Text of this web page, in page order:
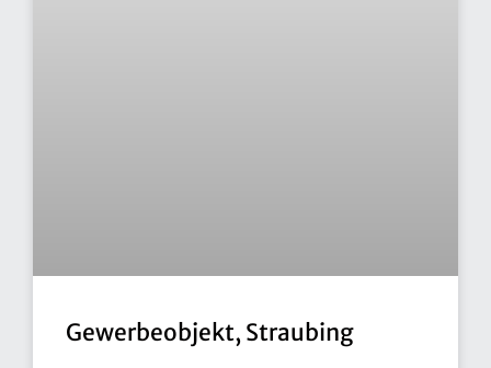
Gewerbeobjekt, Straubing